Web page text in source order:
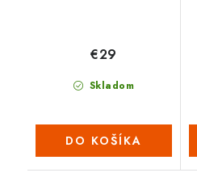
Skladom
€29
DO KOŠÍKA